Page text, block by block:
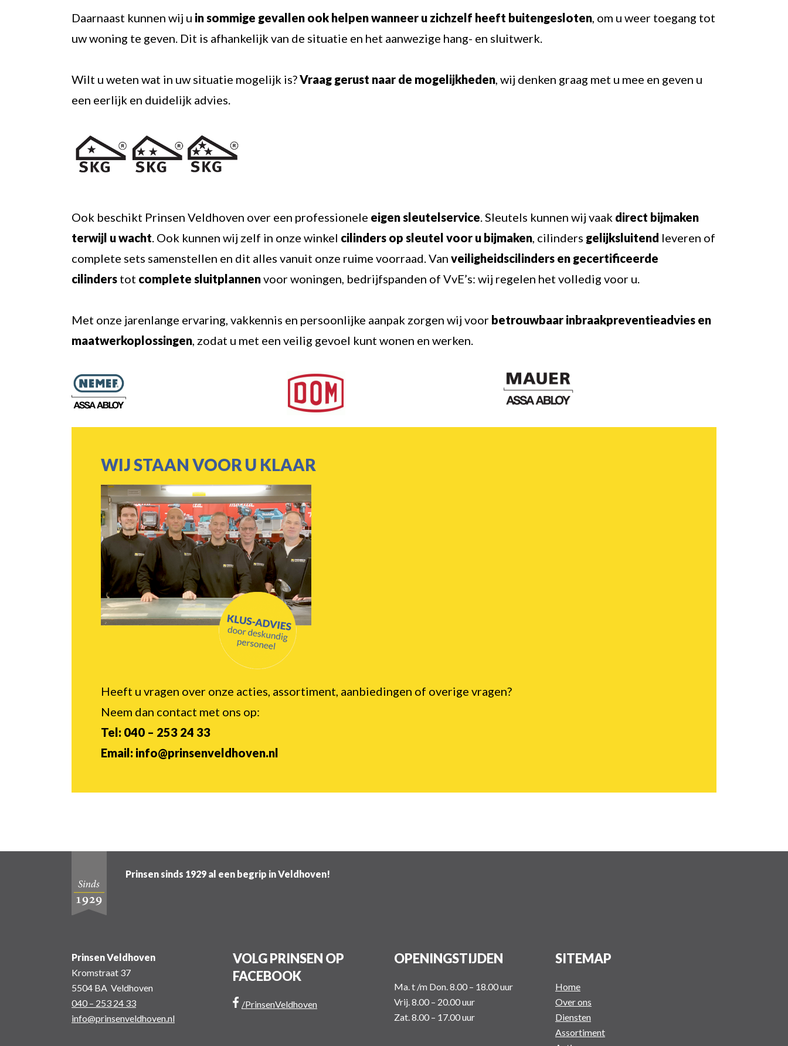
Daarnaast kunnen wij u in sommige gevallen ook helpen wanneer u zichzelf heeft buitengesloten , om u weer toegang tot
uw woning te geven. Dit is afhankelijk van de situatie en het aanwezige hang- en sluitwerk.
Wilt u weten wat in uw situatie mogelijk is?Vraag gerust naar de mogelijkheden , wij denken graag met u mee en geven u
een eerlijk en duidelijk advies.
Ook beschikt Prinsen Veldhoven over een professionele eigen sleutelservice. Sleutels kunnen wij vaak direct bijmaken
terwijl u wacht. Ook kunnen wij zelf in onze winkel cilinders op sleutel voor u bijmaken, cilinders gelijksluitend leveren of
complete sets samenstellen en dit alles vanuit onze ruime voorraad. Van veiligheidscilinders en gecertificeerde
cilinders tot complete sluitplannenvoor woningen, bedrijfspanden of VvE’s: wij regelen het volledig voor u.
Met onze jarenlange ervaring, vakkennis en persoonlijke aanpak zorgen wij voor betrouwbaar inbraakpreventieadvies en
maatwerkoplossingen, zodat u met een veilig gevoel kunt wonen en werken.
WIJ STAAN VOOR U KLAAR
Heeft u vragen over onze acties, assortiment, aanbiedingen of overige vragen?
Neem dan contact met ons op:
Tel: 040 – 253 24 33
Email: info@prinsenveldhoven.nl
Prinsen sinds 1929 al een begrip in Veldhoven!
Prinsen Veldhoven
Kromstraat 37
5504 BA Veldhoven
040 – 253 24 33
info@prinsenveldhoven.nl
VOLG PRINSEN OP
FACEBOOK
/PrinsenVeldhoven
OPENINGSTIJDEN
Ma. t /m Don. 8.00 – 18.00 uur
Vrij. 8.00 – 20.00 uur
Zat. 8.00 – 17.00 uur
SITEMAP
Home
Over ons
Diensten
Assortiment